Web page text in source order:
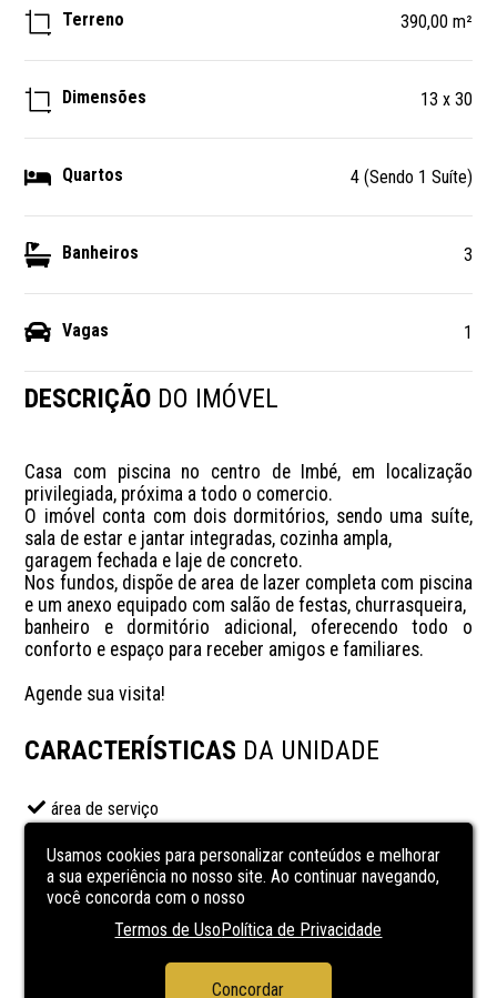
Terreno 390,00 m²
Dimensões 13 x 30
Quartos 4 (Sendo 1 Suíte)
Banheiros 3
Vagas 1
DESCRIÇÃO DO IMÓVEL
Casa com piscina no centro de Imbé, em localização
privilegiada, próxima a todo o comercio.
O imóvel conta com dois dormitórios, sendo uma suíte,
sala de estar e jantar integradas, cozinha ampla,
garagem fechada e laje de concreto.
Nos fundos, dispõe de area de lazer completa com piscina
e um anexo equipado com salão de festas, churrasqueira,
banheiro e dormitório adicional, oferecendo todo o
conforto e espaço para receber amigos e familiares.
Agende sua visita!
CARACTERÍSTICAS DA UNIDADE
área de serviço
banheiro social
Churrasqueira
Usamos cookies para personalizar conteúdos e melhorar
a sua experiência no nosso site. Ao continuar navegando,
você concorda com o nosso
Termos de UsoPolítica de Privacidade
Concordar